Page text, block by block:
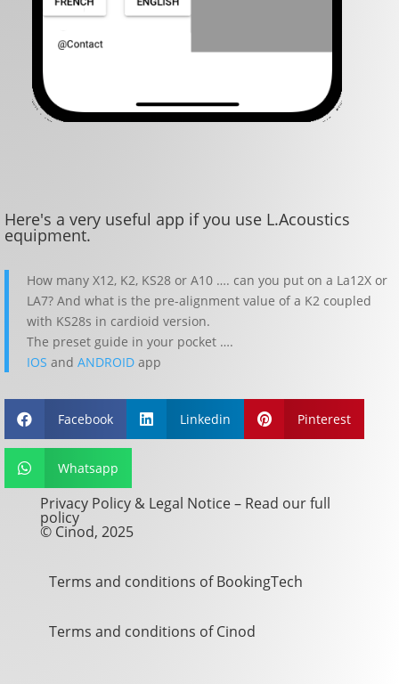
Here's a very useful app if you use L.Acoustics
equipment.
How many X12, K2, KS28 or A10 …. can you put on a La12X or
LA7? And what is the pre-alignment value of a K2 coupled
with KS28s in cardioid version.
The preset guide in your pocket ….
IOS andANDROID app
 Facebook  Linkedin  Pinterest
 Whatsapp
Privacy Policy & Legal Notice – Read our full
policy
© Cinod, 2025
Terms and conditions of BookingTech
Terms and conditions of Cinod